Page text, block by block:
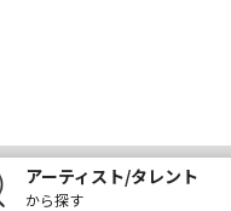
アーティスト/タレント
から探す